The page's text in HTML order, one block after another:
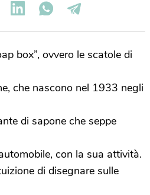
box”, ovvero le scatole di
che nascono nel 1933 negli
di sapone che seppe
con la sua attività.
di disegnare sulle